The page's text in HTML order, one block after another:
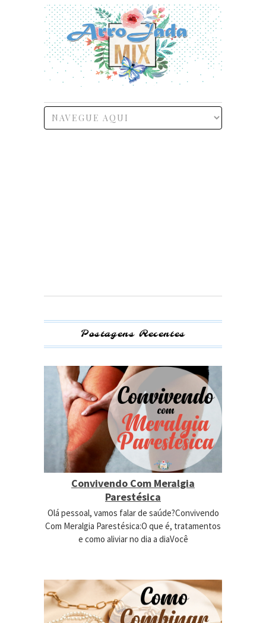
Postagens Recentes
Convivendo Com Meralgia
Parestésica
Olá pessoal, vamos falar de saúde?Convivendo
Com Meralgia Parestésica:O que é, tratamentos
e como aliviar no dia a diaVocê